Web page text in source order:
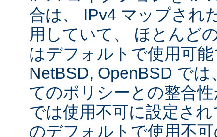
合は、 IPv4 マップされ
用していて、 ほとんど
はデフォルトで使用可
NetBSD, OpenBSD で
てのポリシーとの整合
では使用不可に設定さ
のデフォルトで使用不